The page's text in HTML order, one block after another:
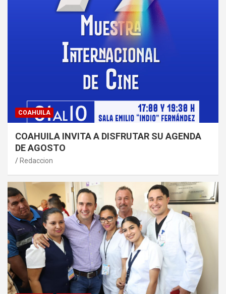
COAHUILA
COAHUILA INVITA A DISFRUTAR SU AGENDA
DE AGOSTO
Redaccion